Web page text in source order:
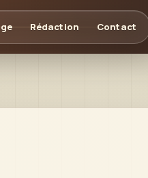
Rédaction Contact